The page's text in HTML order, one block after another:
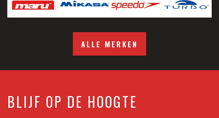
ALLE MERKEN
BLIJF OP DE HOOGTE